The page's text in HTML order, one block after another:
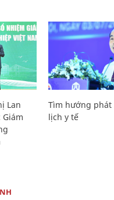
Lan
Tìm hướng
lịch y tế